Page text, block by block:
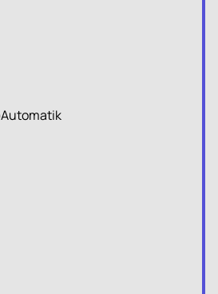
Automatik